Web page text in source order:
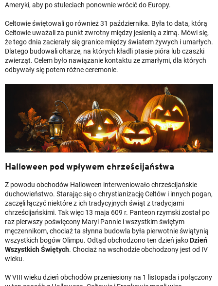
Ameryki, aby po stuleciach ponownie wrócić do Europy.
Celtowie świętowali go również 31 października. Była to data, którą
Celtowie uważali za punkt zwrotny między jesienią a zimą. Mówi się,
że tego dnia zacierały się granice między światem żywych i umarłych.
Dlatego budowali ołtarze, na których kładli ptasie pióra lub czaszki
zwierząt. Celem było nawiązanie kontaktu ze zmarłymi, dla których
odbywały się potem różne ceremonie.
Halloween pod wpływem chrześcijaństwa
Z powodu obchodów Halloween interweniowało chrześcijańskie
duchowieństwo. Starając się o chrystianizację Celtów i innych pogan,
zaczęli łączyć niektóre z ich tradycyjnych świąt z tradycjami
chrześcijańskimi. Tak więc 13 maja 609 r. Panteon rzymski został po
raz pierwszy poświęcony Maryi Pannie i wszystkim świętym
męczennikom, chociaż ta słynna budowla była pierwotnie świątynią
wszystkich bogów Olimpu. Odtąd obchodzono ten dzień jakoDzień
Wszystkich Świętych. Chociaż na wschodzie obchodzony jest od IV
wieku.
W VIII wieku dzień obchodów przeniesiony na 1 listopada i połączony